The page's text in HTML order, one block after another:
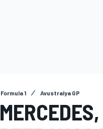
Formula 1 Avustralya GP